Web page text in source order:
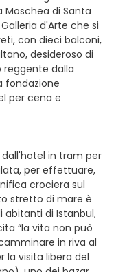
di Santa
d'Arte che si
con dieci balconi,
desideroso di
reggente dalla
fondazione
per cena e
in tram per
per effettuare,
crociera sul
stretto di mare è
abitanti di Istanbul,
“la vita non può
in riva al
la visita libera del